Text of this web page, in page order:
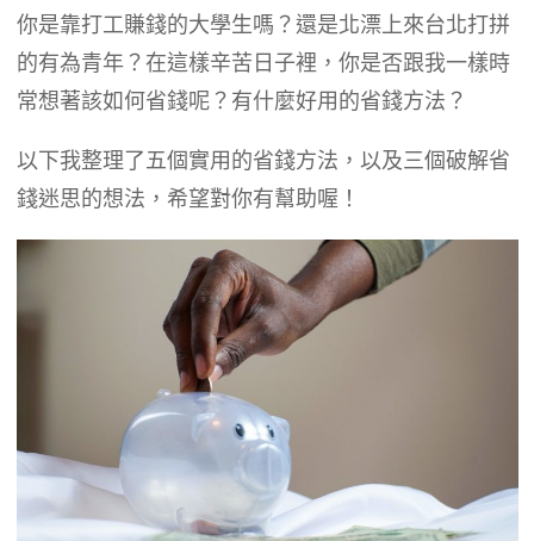
你是靠打工賺錢的大學生嗎？還是北漂上來台北打拼
的有為青年？在這樣辛苦日子裡，你是否跟我一樣時
常想著該如何省錢呢？有什麼好用的省錢方法？
以下我整理了五個實用的省錢方法，以及三個破解省
錢迷思的想法，希望對你有幫助喔！